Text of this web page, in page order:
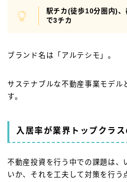
駅チカ(徒歩10分圏内)
で3チカ
ブランド名は「アルテシモ」。
サステナブルな不動産事業モデル
す。
入居率が業界トップクラ
不動産投資を行う中での課題は、
いか、それを工夫して対策を行う